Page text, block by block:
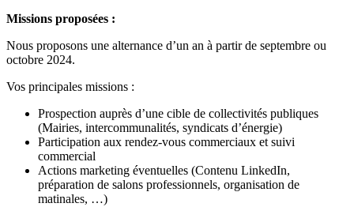
Missions proposées :
Nous proposons une alternance d’un an à partir de septembre ou
octobre 2024.
Vos principales missions :
Prospection auprès d’une cible de collectivités publiques
(Mairies, intercommunalités, syndicats d’énergie)
Participation aux rendez-vous commerciaux et suivi
commercial
Actions marketing éventuelles (Contenu LinkedIn,
préparation de salons professionnels, organisation de
matinales, …)